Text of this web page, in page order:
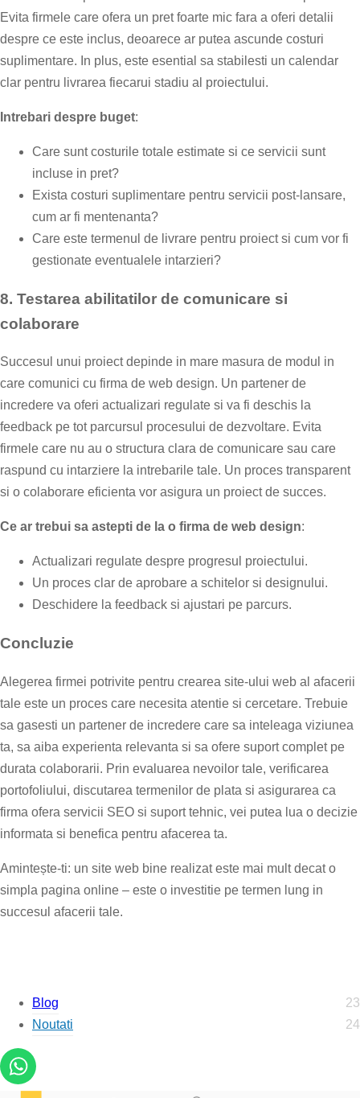
Evita firmele care ofera un pret foarte mic fara a oferi detalii
despre ce este inclus, deoarece ar putea ascunde costuri
suplimentare. In plus, este esential sa stabilesti un calendar
clar pentru livrarea fiecarui stadiu al proiectului.
Intrebari despre buget:
Care sunt costurile totale estimate si ce servicii sunt
incluse in pret?
Exista costuri suplimentare pentru servicii post-lansare,
cum ar fi mentenanta?
Care este termenul de livrare pentru proiect si cum vor fi
gestionate eventualele intarzieri?
8. Testarea abilitatilor de comunicare si
colaborare
Succesul unui proiect depinde in mare masura de modul in
care comunici cu firma de web design. Un partener de
incredere va oferi actualizari regulate si va fi deschis la
feedback pe tot parcursul procesului de dezvoltare. Evita
firmele care nu au o structura clara de comunicare sau care
raspund cu intarziere la intrebarile tale. Un proces transparent
si o colaborare eficienta vor asigura un proiect de succes.
Ce ar trebui sa astepti de la o firma de web design:
Actualizari regulate despre progresul proiectului.
Un proces clar de aprobare a schitelor si designului.
Deschidere la feedback si ajustari pe parcurs.
Concluzie
Alegerea firmei potrivite pentru crearea site-ului web al afacerii
tale este un proces care necesita atentie si cercetare. Trebuie
sa gasesti un partener de incredere care sa inteleaga viziunea
ta, sa aiba experienta relevanta si sa ofere suport complet pe
durata colaborarii. Prin evaluarea nevoilor tale, verificarea
portofoliului, discutarea termenilor de plata si asigurarea ca
firma ofera servicii SEO si suport tehnic, vei putea lua o decizie
informata si benefica pentru afacerea ta.
Amintește-ti: un site web bine realizat este mai mult decat o
simpla pagina online – este o investitie pe termen lung in
succesul afacerii tale.
Blog
23
Noutati
24